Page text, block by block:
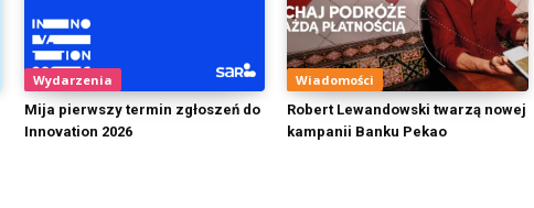
Wydarzenia
Mija pierwszy termin zgłoszeń do
Innovation 2026
Wiadomości
Robert Lewandowski twarzą nowej
kampanii Banku Pekao